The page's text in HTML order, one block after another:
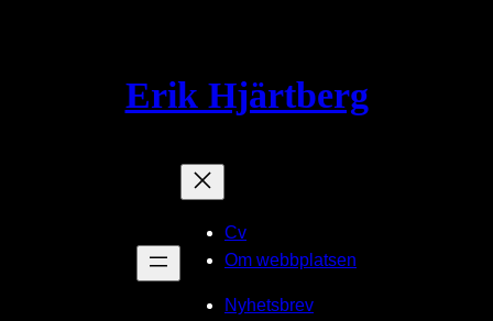
Erik Hjärtberg
Cv
Om webbplatsen
Nyhetsbrev